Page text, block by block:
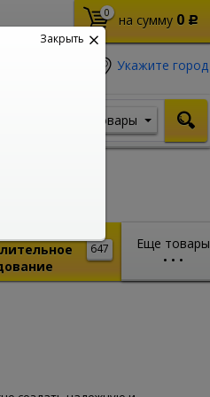
0 на сумму 0 Р
Укажите город
Товары
Еще товары
• • •
647
Закрыть